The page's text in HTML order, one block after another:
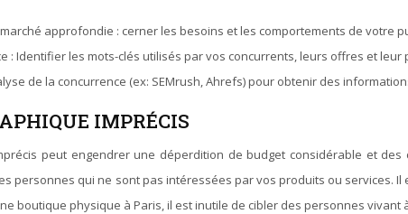
approfondie : cerner les besoins et les comportements de votre
: Identifier les mots-clés utilisés par vos concurrents, leurs offres et leur
de la concurrence (ex: SEMrush, Ahrefs) pour obtenir des
IMPRÉCIS
peut engendrer une déperdition de budget considérable et
personnes qui ne sont pas intéressées par vos produits ou
boutique physique à Paris, il est inutile de cibler des personnes